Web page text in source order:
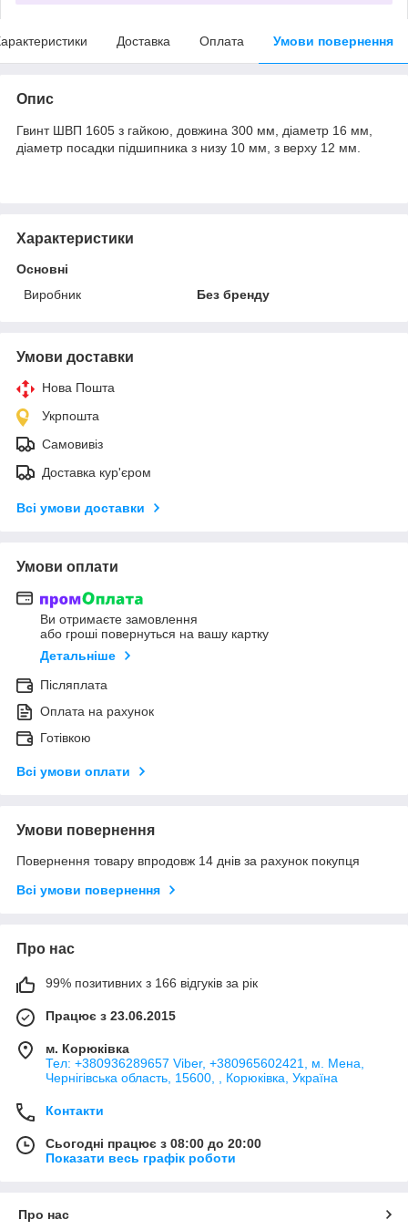
Доставка Оплата Умови повернення
Опис
Гвинт ШВП 1605 з гайкою, довжина 300 мм, діаметр 16 мм,
діаметр посадки підшипника з низу 10 мм, з верху 12 мм.
Характеристики
Основні
Виробник
Без бренду
Умови доставки
Нова Пошта
Укрпошта
Самовивіз
Доставка кур'єром
Всі умови доставки
Умови оплати
Ви отримаєте замовлення
або гроші повернуться на вашу картку
Детальніше
Післяплата
Оплата на рахунок
Готівкою
Всі умови оплати
Умови повернення
Повернення товару впродовж 14 днів за рахунок покупця
Всі умови повернення
Про нас
99% позитивних з 166 відгуків за рік
Працює з 23.06.2015
м. Корюківка
Тел: +380936289657 Viber, +380965602421, м. Мена,
Чернігівська область, 15600, , Корюківка, Україна
Контакти
Сьогодні працює з 08:00 до 20:00
Показати весь графік роботи
Про нас